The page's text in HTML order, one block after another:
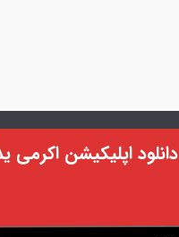
دانلود اپلیکیشن اکرمی